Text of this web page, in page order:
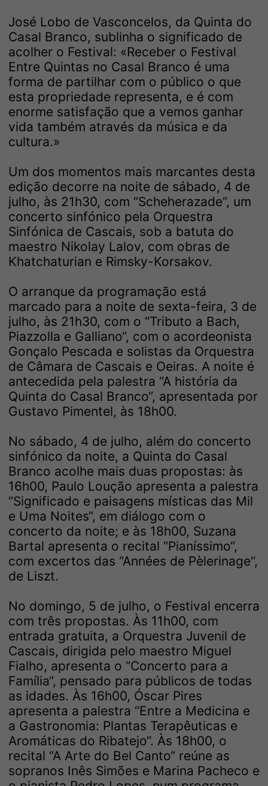
José Lobo de Vasconcelos, da Quinta do
Casal Branco, sublinha o significado de
acolher o Festival: «Receber o Festival
Entre Quintas no Casal Branco é uma
forma de partilhar com o público o que
esta propriedade representa, e é com
enorme satisfação que a vemos ganhar
vida também através da música e da
cultura.»
Um dos momentos mais marcantes desta
edição decorre na noite de sábado, 4 de
julho, às 21h30, com “Scheherazade“, um
concerto sinfónico pela Orquestra
Sinfónica de Cascais, sob a batuta do
maestro Nikolay Lalov, com obras de
Khatchaturian e Rimsky-Korsakov.
O arranque da programação está
marcado para a noite de sexta-feira, 3 de
julho, às 21h30, com o “Tributo a Bach,
Piazzolla e Galliano“, com o acordeonista
Gonçalo Pescada e solistas da Orquestra
de Câmara de Cascais e Oeiras. A noite é
antecedida pela palestra “A história da
Quinta do Casal Branco“, apresentada por
Gustavo Pimentel, às 18h00.
No sábado, 4 de julho, além do concerto
sinfónico da noite, a Quinta do Casal
Branco acolhe mais duas propostas: às
16h00, Paulo Loução apresenta a palestra
“Significado e paisagens místicas das Mil
e Uma Noites“, em diálogo com o
concerto da noite; e às 18h00, Suzana
Bartal apresenta o recital “Pianíssimo“,
com excertos das “Années de Pèlerinage“,
de Liszt.
No domingo, 5 de julho, o Festival encerra
com três propostas. Às 11h00, com
entrada gratuita, a Orquestra Juvenil de
Cascais, dirigida pelo maestro Miguel
Fialho, apresenta o “Concerto para a
Família“, pensado para públicos de todas
as idades. Às 16h00, Óscar Pires
apresenta a palestra “Entre a Medicina e
a Gastronomia: Plantas Terapêuticas e
Aromáticas do Ribatejo“. Às 18h00, o
recital “A Arte do Bel Canto“ reúne as
sopranos Inês Simões e Marina Pacheco e